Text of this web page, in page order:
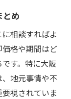
とめ
相談すればよ
格や期間はど
す。特に大阪
地元事情や不
視されていま